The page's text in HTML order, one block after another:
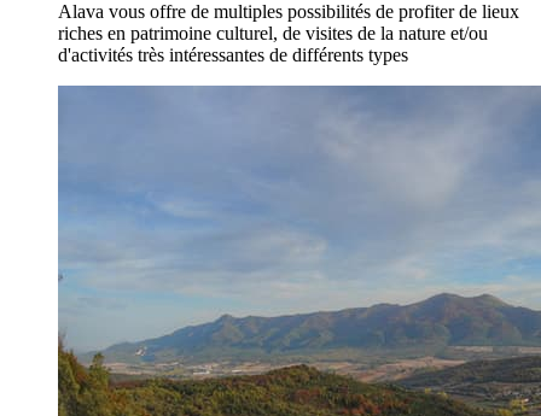
Alava vous offre de multiples possibilités de profiter de lieux
riches en patrimoine culturel, de visites de la nature et/ou
d'activités très intéressantes de différents types